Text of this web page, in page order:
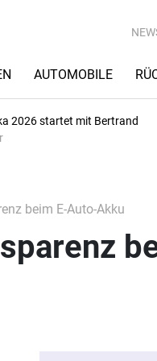
AUTOMOBILE
2026 startet mit Bertrand
beim E-Auto-Akku